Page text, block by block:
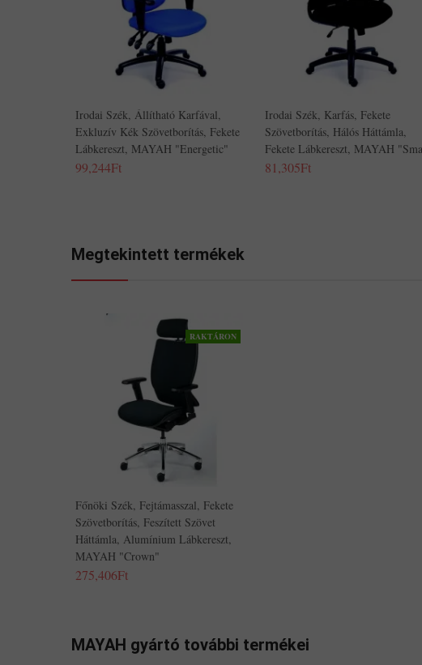
Irodai Szék, Állítható Karfával,
Exkluzív Kék Szövetborítás, Fekete
Lábkereszt, MAYAH "Energetic"
99,244Ft
Irodai Szék, Karfás, Fekete
Szövetborítás, Hálós Háttámla,
Fekete Lábkereszt, MAYAH
81,305Ft
Megtekintett termékek
RAKTÁRON
Főnöki Szék, Fejtámasszal, Fekete
Szövetborítás, Feszített Szövet
Háttámla, Alumínium Lábkereszt,
MAYAH "Crown"
275,406Ft
MAYAH gyártó további termékei